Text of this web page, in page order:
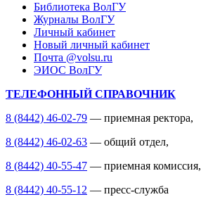
Библиотека ВолГУ
Журналы ВолГУ
Личный кабинет
Новый личный кабинет
Почта @volsu.ru
ЭИОС ВолГУ
ТЕЛЕФОННЫЙ СПРАВОЧНИК
8 (8442) 46-02-79 — приемная ректора,
8 (8442) 46-02-63 — общий отдел,
8 (8442) 40-55-47 — приемная комиссия,
8 (8442) 40-55-12 — пресс-служба